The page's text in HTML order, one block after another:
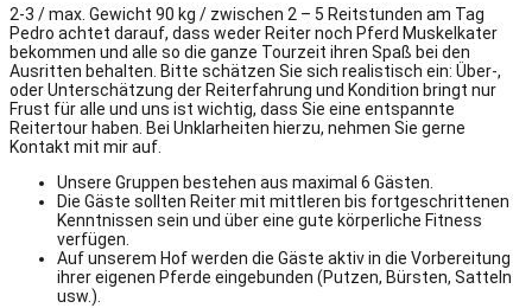
2-3 / max. Gewicht 90 kg / zwischen 2 – 5 Reitstunden am Tag
Pedro achtet darauf, dass weder Reiter noch Pferd Muskelkater
bekommen und alle so die ganze Tourzeit ihren Spaß bei den
Ausritten behalten. Bitte schätzen Sie sich realistisch ein: Über-,
oder Unterschätzung der Reiterfahrung und Kondition bringt nur
Frust für alle und uns ist wichtig, dass Sie eine entspannte
Reitertour haben. Bei Unklarheiten hierzu, nehmen Sie gerne
Kontakt mit mir auf.
Unsere Gruppen bestehen aus maximal 6 Gästen.
Die Gäste sollten Reiter mit mittleren bis fortgeschrittenen
Kenntnissen sein und über eine gute körperliche Fitness
verfügen.
Auf unserem Hof ​​werden die Gäste aktiv in die Vorbereitung
ihrer eigenen Pferde eingebunden (Putzen, Bürsten, Satteln
usw.).